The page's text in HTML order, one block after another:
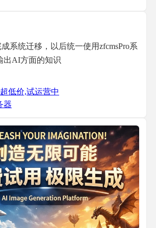
系统迁移，以后统一使用zfcmsPro系
出AI方面的知识
低价,试运营中
器